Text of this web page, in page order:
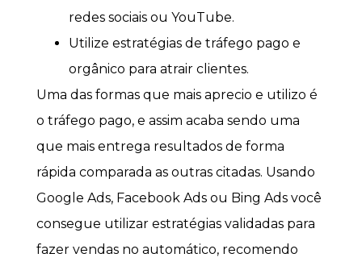
redes sociais ou YouTube.
Utilize estratégias de tráfego pago e
orgânico para atrair clientes.
Uma das formas que mais aprecio e utilizo é
o tráfego pago, e assim acaba sendo uma
que mais entrega resultados de forma
rápida comparada as outras citadas. Usando
Google Ads, Facebook Ads ou Bing Ads você
consegue utilizar estratégias validadas para
fazer vendas no automático, recomendo